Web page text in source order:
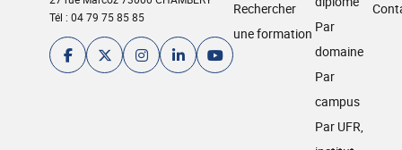
Tél : 04 79 75 85 85
Rechercher
une formation Par
domaine
Par
campus
Par UFR,